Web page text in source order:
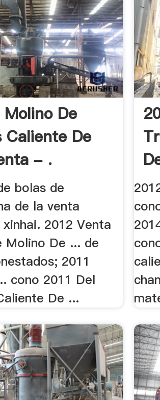
De
Caliente De
- .
bolas de
de la venta
2012 Venta
Molino De ... de
2011
cono 2011 Del
De ...